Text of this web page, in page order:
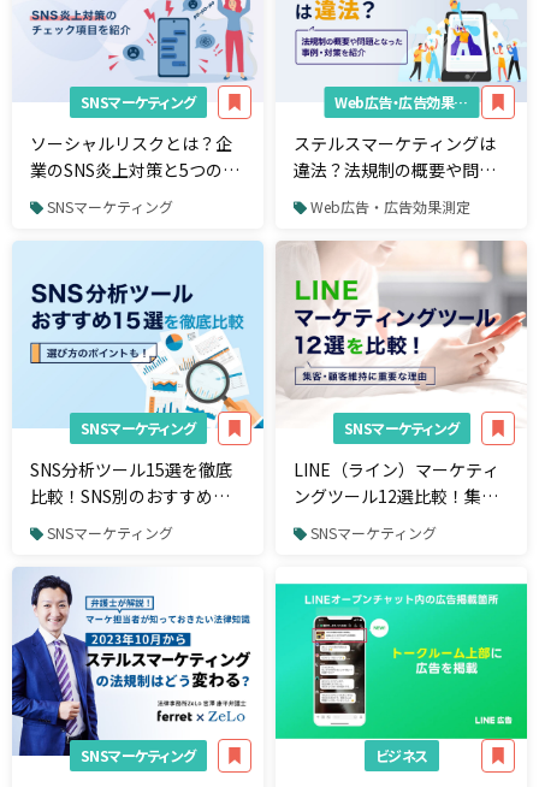
SNSマーケティング
ソーシャルリスクとは？企
業のSNS炎上対策と5つのチ
ェックポイント
SNSマーケティング
Web広告・広告効果測定
ステルスマーケティングは
違法？法規制の概要や問題
となった事例、対策を紹介
Web広告・広告効果測定
SNSマーケティング
SNS分析ツール15選を徹底
比較！SNS別のおすすめツ
ールと選び方
SNSマーケティング
SNSマーケティング
LINE（ライン）マーケティ
ングツール12選比較！集
客・顧客維持に重要な理由
SNSマーケティング
SNSマーケティング ビジネス